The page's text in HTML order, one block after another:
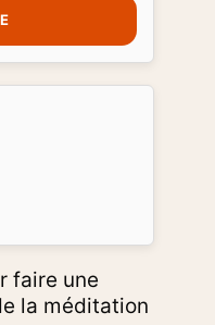
faire une
la méditation